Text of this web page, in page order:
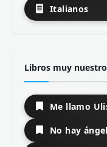
Italianos
Libros muy
Me llamo
No hay